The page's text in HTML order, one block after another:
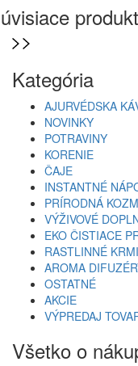
Kategória
AJURVÉDSKA
NOVINKY
POTRAVINY
KORENIE
ČAJE
INSTANTNÉ
PRÍRODNÁ
VÝŽIVOVÉ
EKO ČISTIACE
RASTLINNÉ
AROMA
OSTATNÉ
AKCIE
VÝPREDAJ
Všetko o